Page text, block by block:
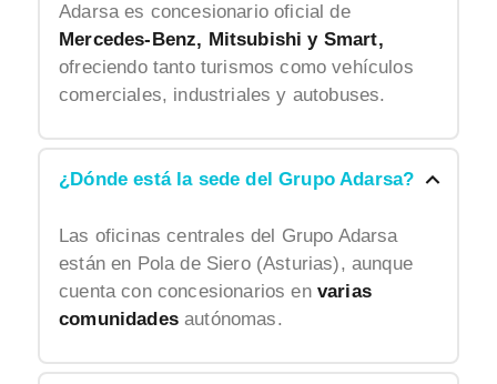
Adarsa es concesionario oficial de
Mercedes-Benz, Mitsubishi y Smart,
ofreciendo tanto turismos como vehículos
comerciales, industriales y autobuses.
¿Dónde está la sede del Grupo Adarsa?
Las oficinas centrales del Grupo Adarsa
están en Pola de Siero (Asturias), aunque
cuenta con concesionarios envarias
comunidadesautónomas.